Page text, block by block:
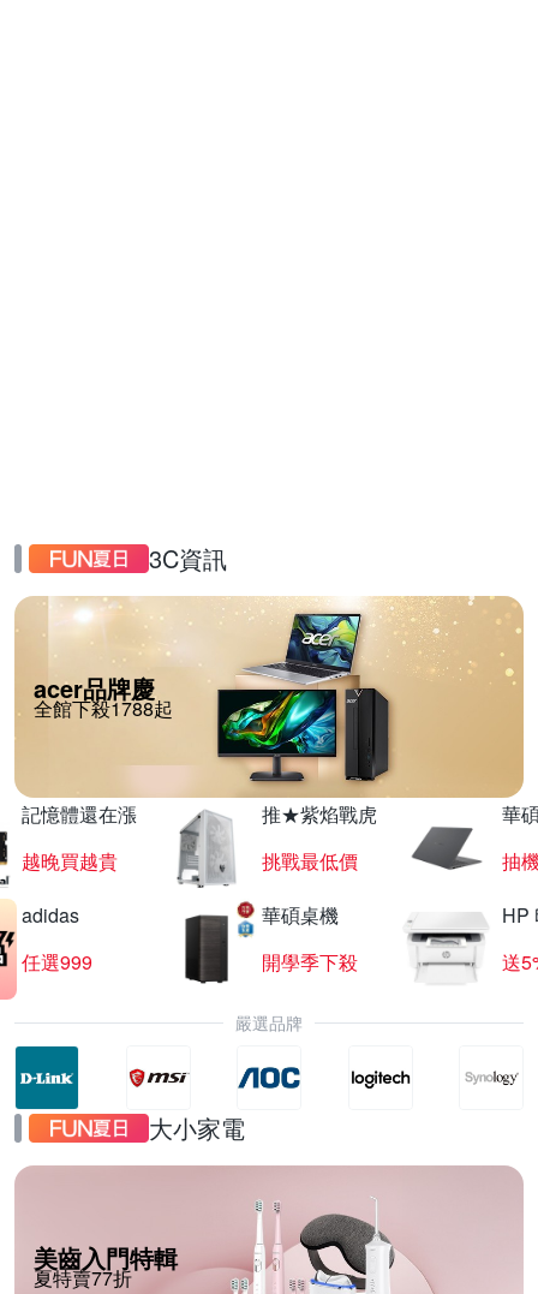
3C資訊
acer品牌慶
全館下殺1788起
記憶體還在漲
越晚買越貴
推★紫焰戰虎
挑戰最低價
華
抽
adidas
任選999
華碩桌機
開學季下殺
HP
送
嚴選品牌
大小家電
美齒入門特輯
夏特賣77折